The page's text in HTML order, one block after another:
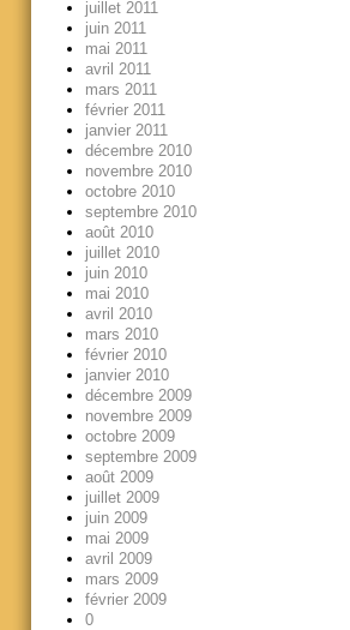
juillet 2011
juin 2011
mai 2011
avril 2011
mars 2011
février 2011
janvier 2011
décembre 2010
novembre 2010
octobre 2010
septembre 2010
août 2010
juillet 2010
juin 2010
mai 2010
avril 2010
mars 2010
février 2010
janvier 2010
décembre 2009
novembre 2009
octobre 2009
septembre 2009
août 2009
juillet 2009
juin 2009
mai 2009
avril 2009
mars 2009
février 2009
0